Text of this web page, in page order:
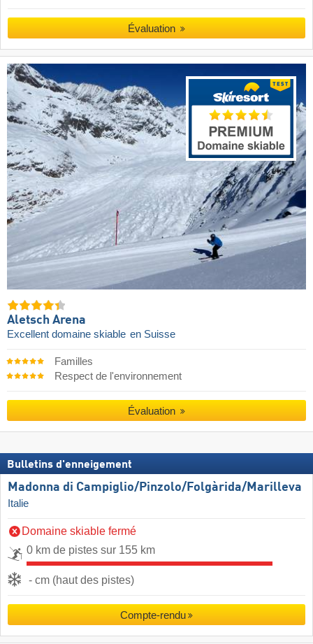
Évaluation
Aletsch Arena
Excellent domaine skiable en Suisse
Familles
Respect de l'environnement
Évaluation
Bulletins d'enneigement
Madonna di Campiglio/​Pinzolo/​Folgàrida/​Marilleva
Italie
Domaine skiable fermé
0 km de pistes sur 155 km
- cm (haut des pistes)
Compte-rendu